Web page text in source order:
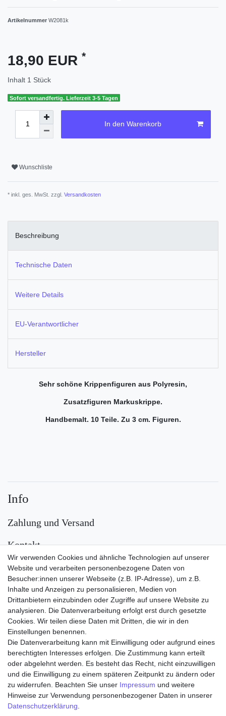
Artikelnummer W2081k
18,90 EUR *
Inhalt 1 Stück
Sofort versandfertig. Lieferzeit 3-5 Tagen
In den Warenkorb
Wunschliste
* inkl. ges. MwSt. zzgl. Versandkosten
Beschreibung
Technische Daten
Weitere Details
EU-Verantwortlicher
Hersteller
Sehr schöne Krippenfiguren aus Polyresin,
Zusatzfiguren Markuskrippe.
Handbemalt. 10 Teile. Zu 3 cm. Figuren.
Wir verwenden Cookies und ähnliche Technologien auf unserer
Website und verarbeiten personenbezogene Daten von
Besucher:innen unserer Webseite (z.B. IP-Adresse), um z.B.
Inhalte und Anzeigen zu personalisieren, Medien von
Drittanbietern einzubinden oder Zugriffe auf unsere Website zu
analysieren. Die Datenverarbeitung erfolgt erst durch gesetzte
Cookies. Wir teilen diese Daten mit Dritten, die wir in den
Einstellungen benennen.
Die Datenverarbeitung kann mit Einwilligung oder aufgrund eines
berechtigten Interesses erfolgen. Die Zustimmung kann erteilt
oder abgelehnt werden. Es besteht das Recht, nicht einzuwilligen
und die Einwilligung zu einem späteren Zeitpunkt zu ändern oder
zu widerrufen. Beachten Sie unser Impressum und weitere
Hinweise zur Verwendung personenbezogener Daten in unserer
Daten­schutz­erklärung
Info
Zahlung und Versand
Kontakt
Versand
Zahlungsarten